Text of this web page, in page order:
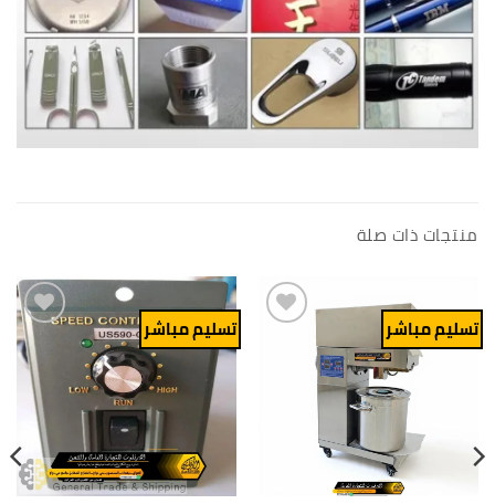
منتجات ذات صلة
تسليم مباشر تسليم مباشر
Add to
wishlist